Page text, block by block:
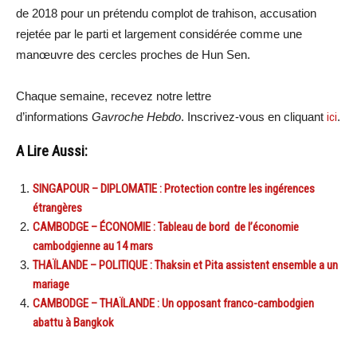
de 2018 pour un prétendu complot de trahison, accusation
rejetée par le parti et largement considérée comme une
manœuvre des cercles proches de Hun Sen.
Chaque semaine, recevez notre lettre
d’informations Gavroche Hebdo. Inscrivez-vous en cliquant ici.
A Lire Aussi:
SINGAPOUR – DIPLOMATIE : Protection contre les ingérences
étrangères
CAMBODGE – ÉCONOMIE : Tableau de bord de l’économie
cambodgienne au 14 mars
THAÏLANDE – POLITIQUE : Thaksin et Pita assistent ensemble a un
mariage
CAMBODGE – THAÏLANDE : Un opposant franco-cambodgien
abattu à Bangkok